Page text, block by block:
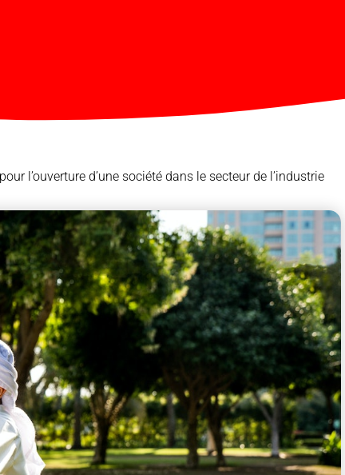
l’ouverture d’une société dans le secteur de l’industrie